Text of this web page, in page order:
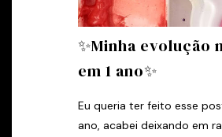
✨Minha evolução
em 1 ano✨
Eu queria ter feito esse
ano, acabei deixando em